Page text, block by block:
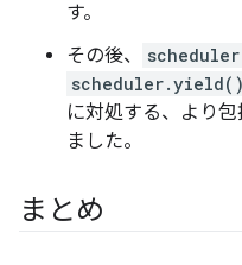
す。
その後、
scheduler.yield()
に対処する、より
ました。
まとめ